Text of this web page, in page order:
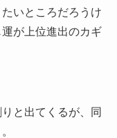
いところだろうけ
が上位進出のカギ
と出てくるが、同